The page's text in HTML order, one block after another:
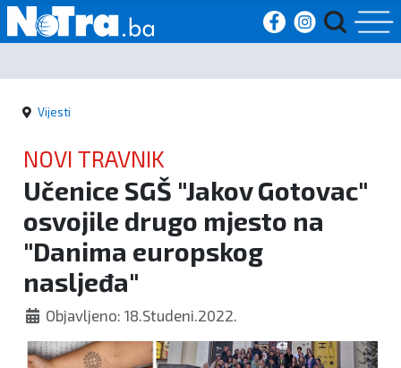
Početna
Vijesti
Sport
Kultura
Crna
kronika
Politika
Vijesti
NOVI TRAVNIK
Učenice SGŠ "Jakov Gotovac"
osvojile drugo mjesto na
"Danima europskog
nasljeđa"
Objavljeno: 18.Studeni.2022.